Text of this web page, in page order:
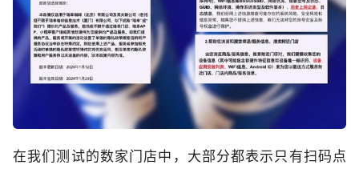
在我们测试的数家门店中，大部分都表示只有扫码点